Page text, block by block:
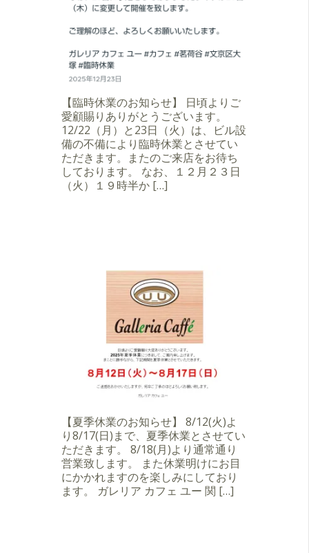
【臨時休業のお知らせ】 日頃よりご
愛顧賜りありがとうございます。
12/22（月）と23日（火）は、ビル設
備の不備により臨時休業とさせてい
ただきます。またのご来店をお待ち
しております。 なお、１２月２３日
（火）１９時半か […]
【夏季休業のお知らせ】 8/12(火)よ
り8/17(日)まで、夏季休業とさせてい
ただきます。 8/18(月)より通常通り
営業致します。 また休業明けにお目
にかかれますのを楽しみにしており
ます。 ガレリア カフェ ユー 関 […]